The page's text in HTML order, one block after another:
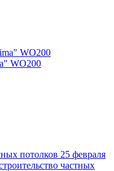
WO200
потолков 25 февраля
частных